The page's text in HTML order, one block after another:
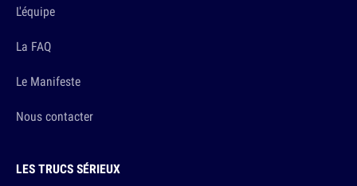
L'équipe
La FAQ
Le Manifeste
Nous contacter
LES TRUCS SÉRIEUX